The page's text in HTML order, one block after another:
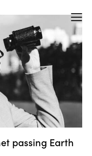
passing Earth